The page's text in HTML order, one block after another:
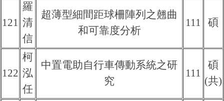
121
羅
清
信
超薄型細間距球柵陣列之翹曲
和可靠度分析
111 碩
122
柯
泓
任
中置電助自行車傳動系統之研
究
111
碩
(共)